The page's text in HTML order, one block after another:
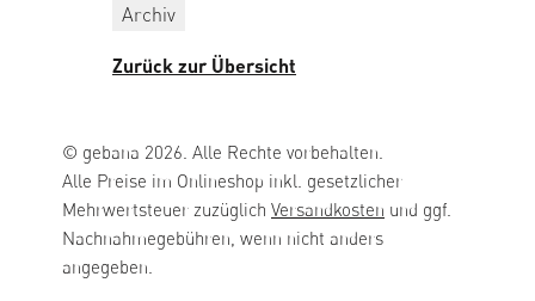
Archiv
Zurück zur Übersicht
© gebana 2026. Alle Rechte vorbehalten.
Alle Preise im Onlineshop inkl. gesetzlicher
Mehrwertsteuer zuzüglich Versandkosten und ggf.
Nachnahmegebühren, wenn nicht anders
angegeben.